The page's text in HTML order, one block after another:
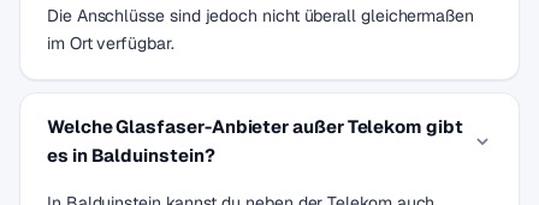
Die Anschlüsse sind jedoch nicht überall gleichermaßen
im Ort verfügbar.
Welche Glasfaser-Anbieter außer Telekom gibt
es in Balduinstein?